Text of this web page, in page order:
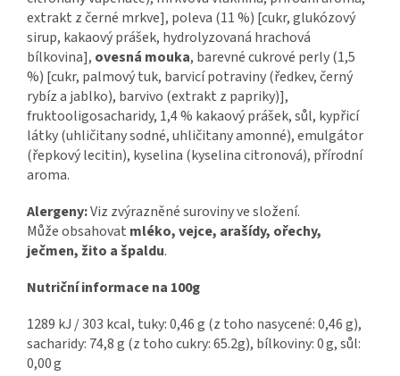
extrakt z černé mrkve], poleva (11 %) [cukr, glukózový
sirup, kakaový prášek, hydrolyzovaná hrachová
bílkovina], ovesná mouka, barevné cukrové perly (1,5
%) [cukr, palmový tuk, barvicí potraviny (ředkev, černý
rybíz a jablko), barvivo (extrakt z papriky)],
fruktooligosacharidy, 1,4 % kakaový prášek, sůl, kypřicí
látky (uhličitany sodné, uhličitany amonné), emulgátor
(řepkový lecitin), kyselina (kyselina citronová), přírodní
aroma.
Alergeny:Viz zvýrazněné suroviny ve složení.
Může obsahovat mléko, vejce, arašídy, ořechy,
ječmen, žito a špaldu.
Nutriční informace na 100g
1289 kJ / 303 kcal, tuky: 0,46 g (z toho nasycené: 0,46 g),
sacharidy: 74,8 g (z toho cukry: 65.2g), bílkoviny: 0 g, sůl:
0,00 g